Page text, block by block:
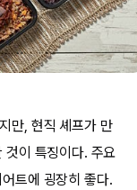
만, 현직 셰프가 만
것이 특징이다. 주요
트에 굉장히 좋다.